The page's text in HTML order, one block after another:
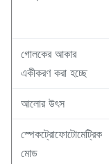
গোলকের আকার
একীকরণ করা হচ্ছে
আলোর উৎস
স্পেকট্রোফোটোমেট্রিক
মোড